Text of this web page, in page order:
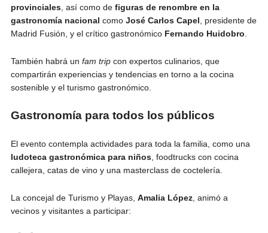
provinciales, así como de figuras de renombre en la
gastronomía nacional como José Carlos Capel , presidente de
Madrid Fusión, y el crítico gastronómico Fernando Huidobro
También habrá un fam tripcon expertos culinarios, que
compartirán experiencias y tendencias en torno a la cocina
sostenible y el turismo gastronómico.
Gastronomía para todos los públicos
El evento contempla actividades para toda la familia, como una
ludoteca gastronómica para niños, foodtrucks con cocina
callejera, catas de vino y una masterclass de coctelería.
La concejal de Turismo y Playas, Amalia López, animó a
vecinos y visitantes a participar: